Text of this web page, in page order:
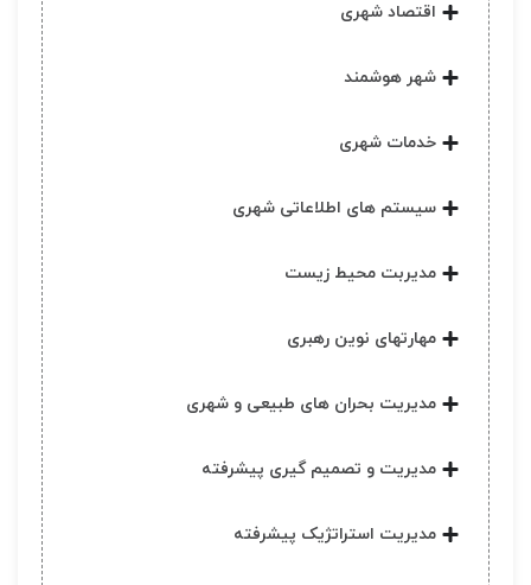
اقتصاد شهری
شهر هوشمند
خدمات شهری
سیستم های اطلاعاتی شهری
مدیربت محیط زیست
مهارتهای نوین رهبری
مدیریت بحران های طبیعی و شهری
مدیریت و تصمیم گیری پیشرفته
مدیریت استراتژیک پیشرفته